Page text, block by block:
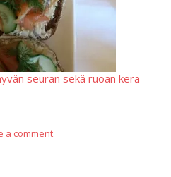
seuran sekä ruoan kera
a comment